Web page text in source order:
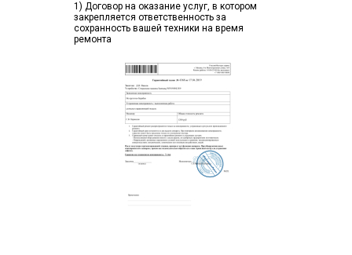
1) Договор на оказание услуг, в котором
закрепляется ответственность за
сохранность вашей техники на время
ремонта